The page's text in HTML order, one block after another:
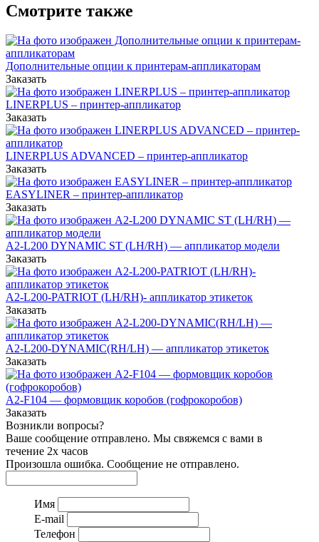
Смотрите также
Дополнительные опции к принтерам-аппликаторам
Заказать
LINERPLUS – принтер-аппликатор
Заказать
LINERPLUS ADVANCED – принтер-аппликатор
Заказать
EASYLINER – принтер-аппликатор
Заказать
А2-L200 DYNAMIC ST (LH/RH) — аппликатор модели
Заказать
A2-L200-PATRIOT (LH/RH)- аппликатор этикеток
Заказать
A2-L200-DYNAMIC(RH/LH) — аппликатор этикеток
Заказать
A2-F104 — формовщик коробов (гофрокоробов)
Заказать
Возникли вопросы?
Ваше сообщение отправлено. Мы свяжемся с вами в
течение 2х часов
Произошла ошибка. Сообщение не отправлено.
Имя
E-mail
Телефон